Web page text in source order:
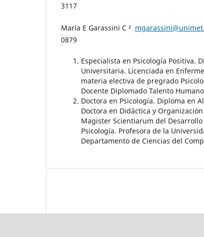
3117
María E Garassini C ²
0879
Especialista en Psicología Positiva.
Universitaria. Licenciada en
materia electiva de pregrado
Docente Diplomado Talento
Doctora en Psicología. Diploma en
Doctora en Didáctica y
Magister Scientiarum del
Psicología. Profesora de la
Departamento de Ciencias del